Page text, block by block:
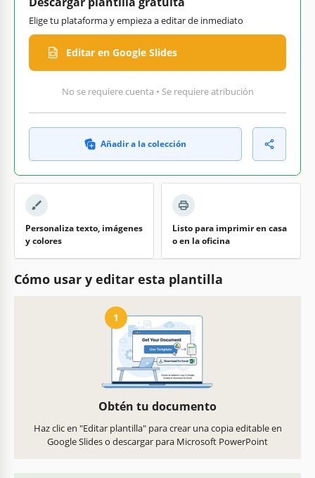
Elige tu plataforma y empieza a editar de inmediato
Editar en Google Slides
No se requiere cuenta • Se requiere atribución
Añadir a la colección
Personaliza texto, imágenes
y colores
Listo para imprimir en casa
o en la oficina
Cómo usar y editar esta plantilla
1
Obtén tu documento
Haz clic en "Editar plantilla" para crear una copia editable en
Google Slides o descargar para Microsoft PowerPoint